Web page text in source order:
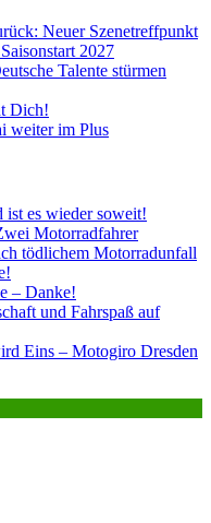
Neuer Szenetreffpunkt
2027
Talente stürmen
Dich!
weiter im Plus
es wieder soweit!
Motorradfahrer
tödlichem Motorradunfall
– Danke!
und Fahrspaß auf
Eins – Motogiro Dresden